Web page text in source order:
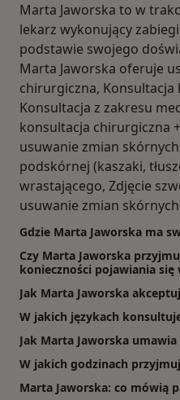
Marta Jaworska to w
lekarz wykonujący
podstawie swojego
Marta Jaworska oferuje
chirurgiczna, Konsultacja
Konsultacja z zakresu
konsultacja chirurgiczna
usuwanie zmian
podskórnej (kaszaki,
wrastającego, Zdjęcie
usuwanie zmian
Gdzie Marta Jaworska ma
Czy Marta Jaworska
konieczności pojawiania się
Jak Marta Jaworska
W jakich językach
Jak Marta Jaworska
W jakich godzinach
Marta Jaworska: co mówią